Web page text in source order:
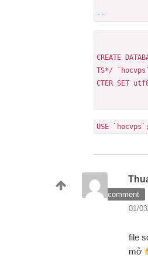
--
CREATE
TS*/ `hocvps`
CTER SET
USE `hocvps`;
comment
01/
file
mở